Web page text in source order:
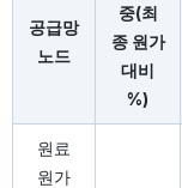
공급망
노드
중(최
종 원가
대비
%)
원료
원가